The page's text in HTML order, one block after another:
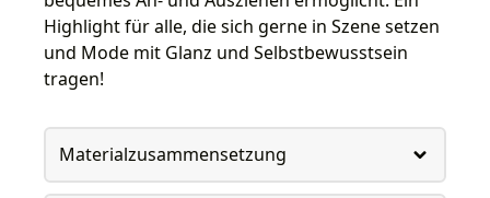
Highlight für alle, die sich gerne in Szene setzen
und Mode mit Glanz und Selbstbewusstsein
tragen!
Materialzusammensetzung